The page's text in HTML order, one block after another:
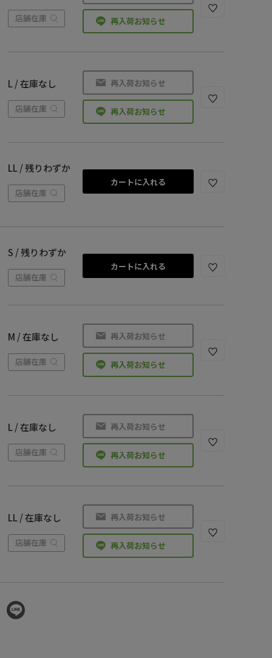
店舗在庫 再入荷お知らせ
L / 在庫なし
店舗在庫
再入荷お知らせ
再入荷お知らせ
LL / 残りわずか
店舗在庫
カートに入れる
S / 残りわずか
店舗在庫
カートに入れる
M / 在庫なし
店舗在庫
再入荷お知らせ
再入荷お知らせ
L / 在庫なし
店舗在庫
再入荷お知らせ
再入荷お知らせ
LL / 在庫なし
店舗在庫
再入荷お知らせ
再入荷お知らせ